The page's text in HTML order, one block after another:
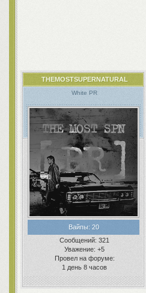
THEMOSTSUPERNATURAL
White PR
Вайпы:20
Сообщений: 321
Уважение: +5
Провел на форуме:
1 день 8 часов